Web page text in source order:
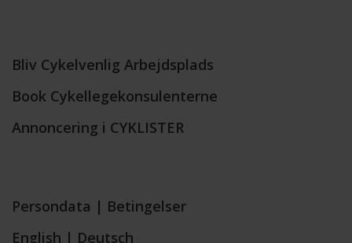
Bliv Cykelvenlig Arbejdsplads
Book Cykellegekonsulenterne
Annoncering i CYKLISTER
Persondata | Betingelser
English | Deutsch